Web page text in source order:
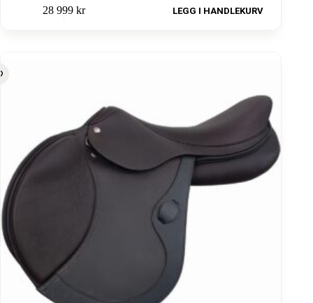
28 999 kr LEGG I HANDLEKURV